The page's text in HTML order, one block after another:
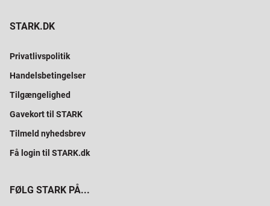
STARK.DK
Privatlivspolitik
Handelsbetingelser
Tilgængelighed
Gavekort til STARK
Tilmeld nyhedsbrev
Få login til STARK.dk
FØLG STARK PÅ...